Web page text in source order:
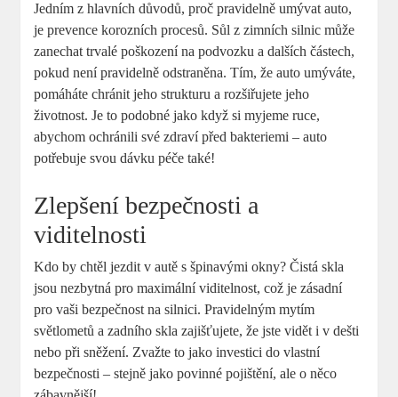
Jedním z hlavních důvodů, proč pravidelně umývat auto,
je prevence korozních procesů. Sůl z zimních silnic může
zanechat trvalé poškození na podvozku a dalších částech,
pokud není pravidelně odstraněna. Tím, že auto umýváte,
pomáháte chránit jeho strukturu a rozšiřujete jeho
životnost. Je to podobné jako když si myjeme ruce,
abychom ochránili své zdraví před bakteriemi – auto
potřebuje svou dávku péče také!
Zlepšení bezpečnosti a
viditelnosti
Kdo by chtěl jezdit v autě s špinavými okny? Čistá skla
jsou nezbytná pro maximální viditelnost, což je zásadní
pro vaši bezpečnost na silnici. Pravidelným mytím
světlometů a zadního skla zajišťujete, že jste vidět i v dešti
nebo při sněžení. Zvažte to jako investici do vlastní
bezpečnosti – stejně jako povinné pojištění, ale o něco